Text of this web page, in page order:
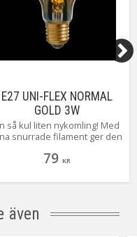
E27 UNI-FLEX NORMAL
GOLD 3W
så kul liten nykomling! Med
snurrade filament ger den
och behagligt sken.
79 KR
även